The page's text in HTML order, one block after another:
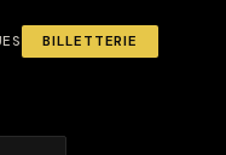
BILLETTERIE